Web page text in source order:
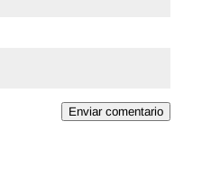
Enviar comentario